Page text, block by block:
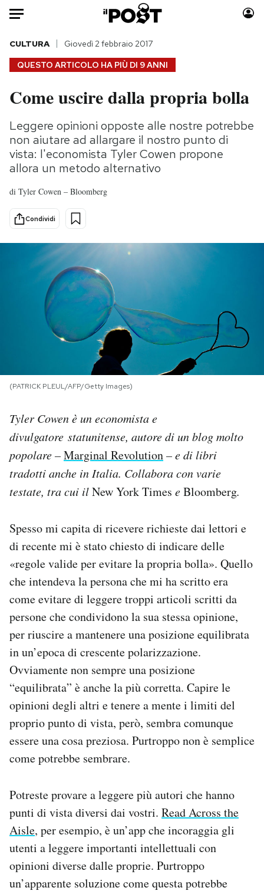
Auto
HOME
Italia
Politica
Tecnologia
Internet
Economia
Moda
Consumismi
Storie/Idee
Ok Boomer!
PODCAST
NEWSLETTER
CALENDARIO
AREA PERSONALE
Notifiche mobile
Regala il Post
Hai bisogno di aiuto?
Esci
QUESTO ARTICOLO HA PIÙ DI 9 ANNI
CULTURA Giovedì 2 febbraio 2017
Come uscire dalla propria bolla
Leggere opinioni opposte alle nostre potrebbe
non aiutare ad allargare il nostro punto di
vista: l'economista Tyler Cowen propone
allora un metodo alternativo
di Tyler Cowen – Bloomberg
Condividi
(PATRICK PLEUL/AFP/Getty Images)
Tyler Cowen è un economista e
divulgatore statunitense, autore di un blog molto
popolare –Marginal Revolution– e di libri
tradotti anche in Italia. Collabora con varie
testate, tra cui ilNew York Times eBloomberg.
Spesso mi capita di ricevere richieste dai lettori e
di recente mi è stato chiesto di indicare delle
«regole valide per evitare la propria bolla». Quello
che intendeva la persona che mi ha scritto era
come evitare di leggere troppi articoli scritti da
persone che condividono la sua stessa opinione,
per riuscire a mantenere una posizione equilibrata
in un’epoca di crescente polarizzazione.
Ovviamente non sempre una posizione
“equilibrata” è anche la più corretta. Capire le
opinioni degli altri e tenere a mente i limiti del
proprio punto di vista, però, sembra comunque
essere una cosa preziosa. Purtroppo non è semplice
come potrebbe sembrare.
Potreste provare a leggere più autori che hanno
punti di vista diversi dai vostri. Read Across the
Aisle, per esempio, è un’app che incoraggia gli
utenti a leggere importanti intellettuali con
opinioni diverse dalle proprie. Purtroppo
un’apparente soluzione come questa potrebbe